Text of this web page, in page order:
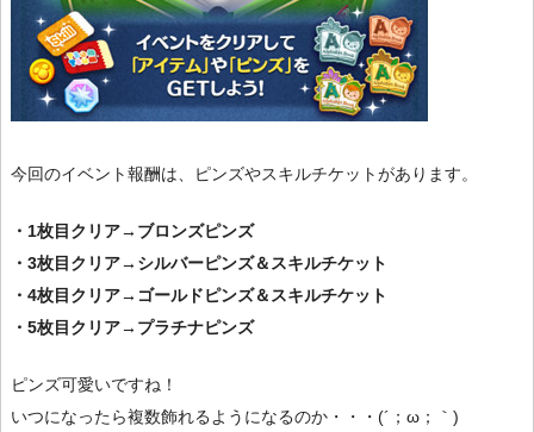
今回のイベント報酬は、ピンズやスキルチケットがあります。
・1枚目クリア→ブロンズピンズ
・3枚目クリア→シルバーピンズ＆スキルチケット
・4枚目クリア→ゴールドピンズ＆スキルチケット
・5枚目クリア→プラチナピンズ
ピンズ可愛いですね！
いつになったら複数飾れるようになるのか・・・(´；ω；｀)